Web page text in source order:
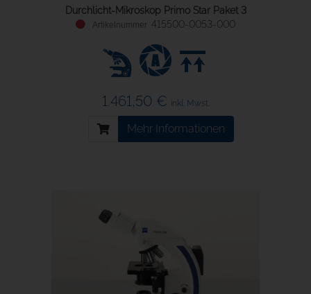
Durchlicht-Mikroskop Primo Star Paket 3
415500-0053-000
1.461,50 € inkl. Mwst.
Mehr Informationen